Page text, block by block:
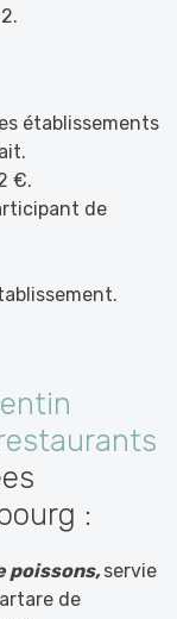
établissements
€.
de
:
poissons,servie
de